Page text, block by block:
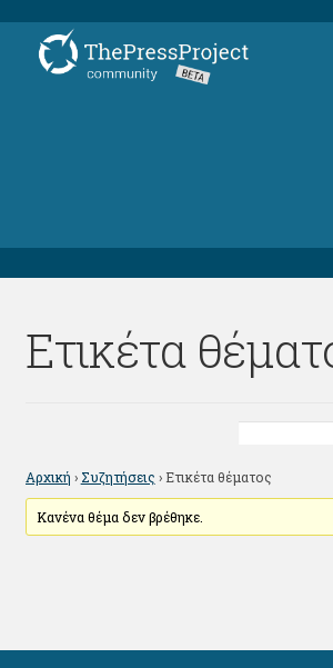
Απευθείας
μετάβαση
Μετάβαση
σε
Συνδρομές
Αντικείμενα
Ετικέτα
Αρχική › Συζητήσεις › Ετικέτα θέματος
Κανένα θέμα δεν βρέθηκε.